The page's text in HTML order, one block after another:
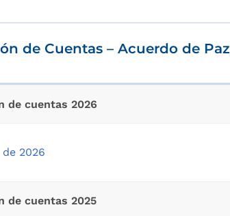
de Cuentas – Acuerdo de Paz
de cuentas 2026
2026
de cuentas 2025